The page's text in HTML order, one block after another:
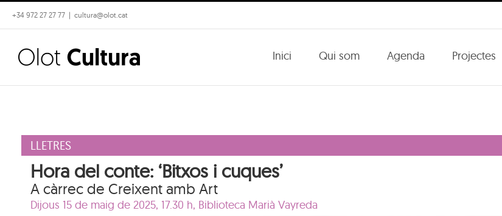
Skip
to
content
+34 972 27 27 77 | cultura@olot.cat
Inici Qui som Agenda Projectes
LLETRES
Hora del conte: ‘Bitxos i cuques’
A càrrec de Creixent amb Art
Dijous 15 de maig de 2025, 17.30 h, Biblioteca Marià Vayreda